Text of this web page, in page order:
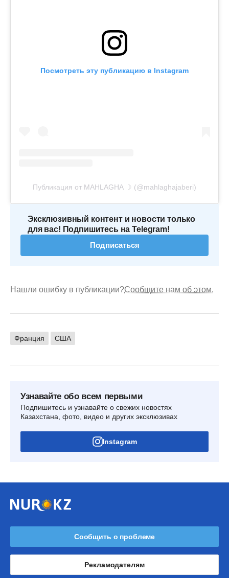
Посмотреть эту публикацию в Instagram
Публикация от MAHLAGHA ☽ (@mahlaghajaberi)
Эксклюзивный контент и новости только
для вас! Подпишитесь на Telegram!
Подписаться
Нашли ошибку в публикации?Сообщите нам об этом.
Франция США
Узнавайте обо всем первыми
Подпишитесь и узнавайте о свежих новостях
Казахстана, фото, видео и других эксклюзивах
Instagram
Сообщить о проблеме
Рекламодателям